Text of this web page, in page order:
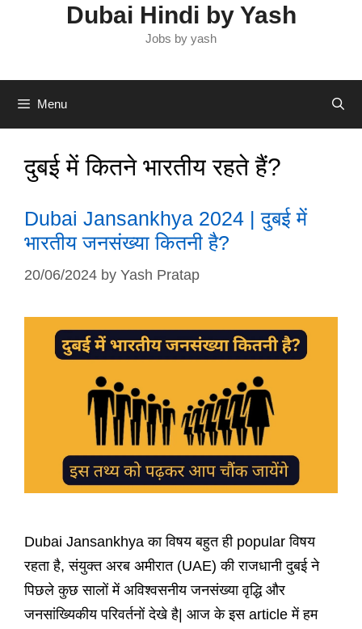
Dubai Hindi by Yash
Jobs by yash
Menu
दुबई में कितने भारतीय रहते हैं?
Dubai Jansankhya 2024 | दुबई में
भारतीय जनसंख्या कितनी है?
20/06/2024 by Yash Pratap
Dubai Jansankhya का विषय बहुत ही popular विषय
रहता है, संयुक्त अरब अमीरात (UAE) की राजधानी दुबई ने
पिछले कुछ सालों में अविश्वसनीय जनसंख्या वृद्धि और
जनसांख्यिकीय परिवर्तनों देखे है| आज के इस article में हम